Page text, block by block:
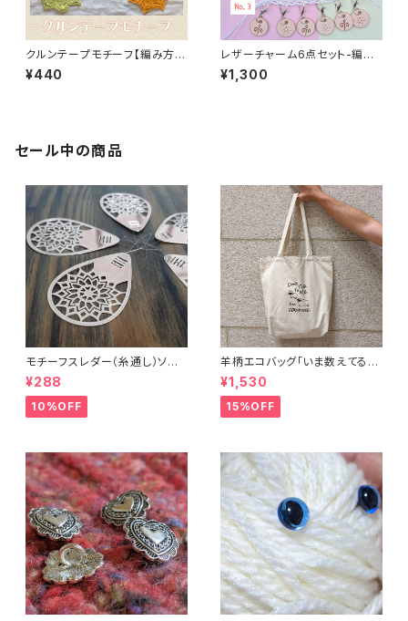
クルンテープモチーフ【編み方・
編み図データ販売】
¥440
レザーチャーム6点セット-編み
物用ステッチマーカー
¥1,300
セール中の商品
モチーフスレダー（糸通し）ソー
イング小物
¥288
10%OFF
羊柄エコバッグ「いま数えてるか
ら話しかけないで」キャンバスト
ートバッグ
¥1,530
15%OFF